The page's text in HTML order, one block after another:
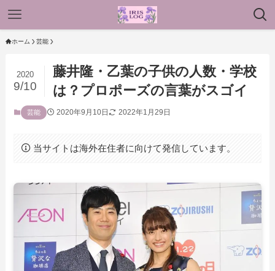
ホーム 芸能
藤井隆・乙葉の子供の人数・学校
は？プロポーズの言葉がスゴイ
2020
9/10
芸能 2020年9月10日 2022年1月29日
当サイトは海外在住者に向けて発信しています。